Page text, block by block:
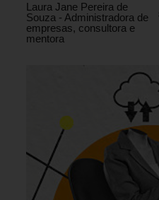
Laura Jane Pereira de
Souza - Administradora de
empresas, consultora e
mentora